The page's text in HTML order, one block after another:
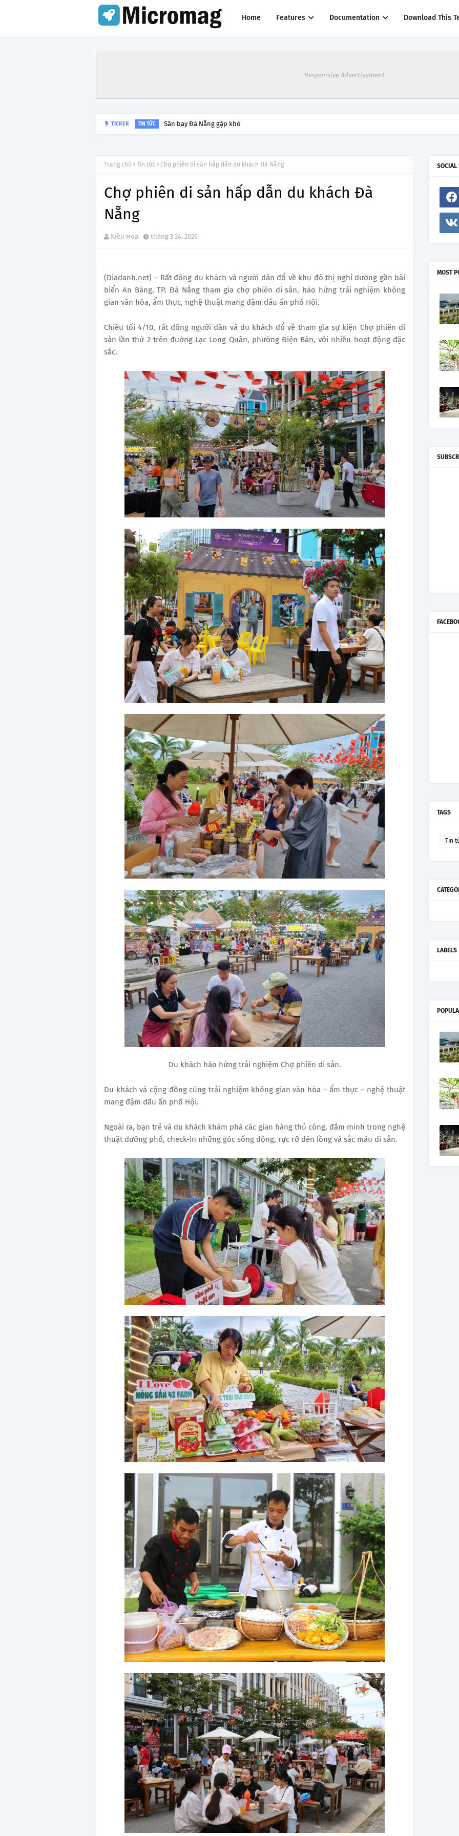
Home Features Documentation Download This
Responsive Advertisement
TICKER TIN TỨC Lý do tạm dừng khai thác một số đường bay từ 1/4
Trang chủ Tin tức Chợ phiên di sản hấp dẫn du khách Đà Nẵng
Chợ phiên di sản hấp dẫn du khách Đà
Nẵng
Kiều Hoa tháng 3 24, 2026
(Diadanh.net) – Rất đông du khách và người dân đổ về khu đô thị nghỉ dưỡng gần bãi
biển An Bàng, TP. Đà Nẵng tham gia chợ phiên di sản, hào hứng trải nghiệm không
gian văn hóa, ẩm thực, nghệ thuật mang đậm dấu ấn phố Hội.
Chiều tối 4/10, rất đông người dân và du khách đổ về tham gia sự kiện Chợ phiên di
sản lần thứ 2 trên đường Lạc Long Quân, phường Điện Bàn, với nhiều hoạt động đặc
sắc.
Du khách hào hứng trải nghiệm Chợ phiên di sản.
Du khách và cộng đồng cùng trải nghiệm không gian văn hóa – ẩm thực – nghệ thuật
mang đậm dấu ấn phố Hội.
Ngoài ra, bạn trẻ và du khách khám phá các gian hàng thủ công, đắm mình trong nghệ
thuật đường phố, check-in những góc sống động, rực rỡ đèn lồng và sắc màu di sản.
SOCIAL
MOST
TAGS
Tin
LABELS